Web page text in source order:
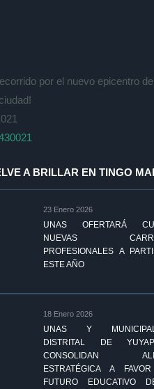
por el nuevo epicentro
A BRILLAR EN TINGO
23 Enero 2026
UNAS OFERTARÁ
NUEVAS
PROFESIONALES A
ESTE AÑO
18 Enero 2026
UNAS Y
DISTRITAL DE
CONSOLIDAN
ESTRATÉGICA A
FUTURO EDUCATIVO